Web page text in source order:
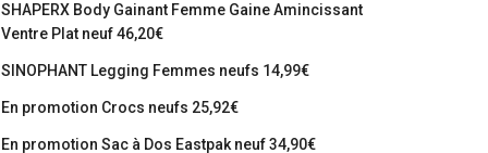
SHAPERX Body Gainant Femme Gaine Amincissant
Ventre Plat neuf 46,20€
SINOPHANT Legging Femmes neufs 14,99€
En promotion Crocs neufs 25,92€
En promotion Sac à Dos Eastpak neuf 34,90€